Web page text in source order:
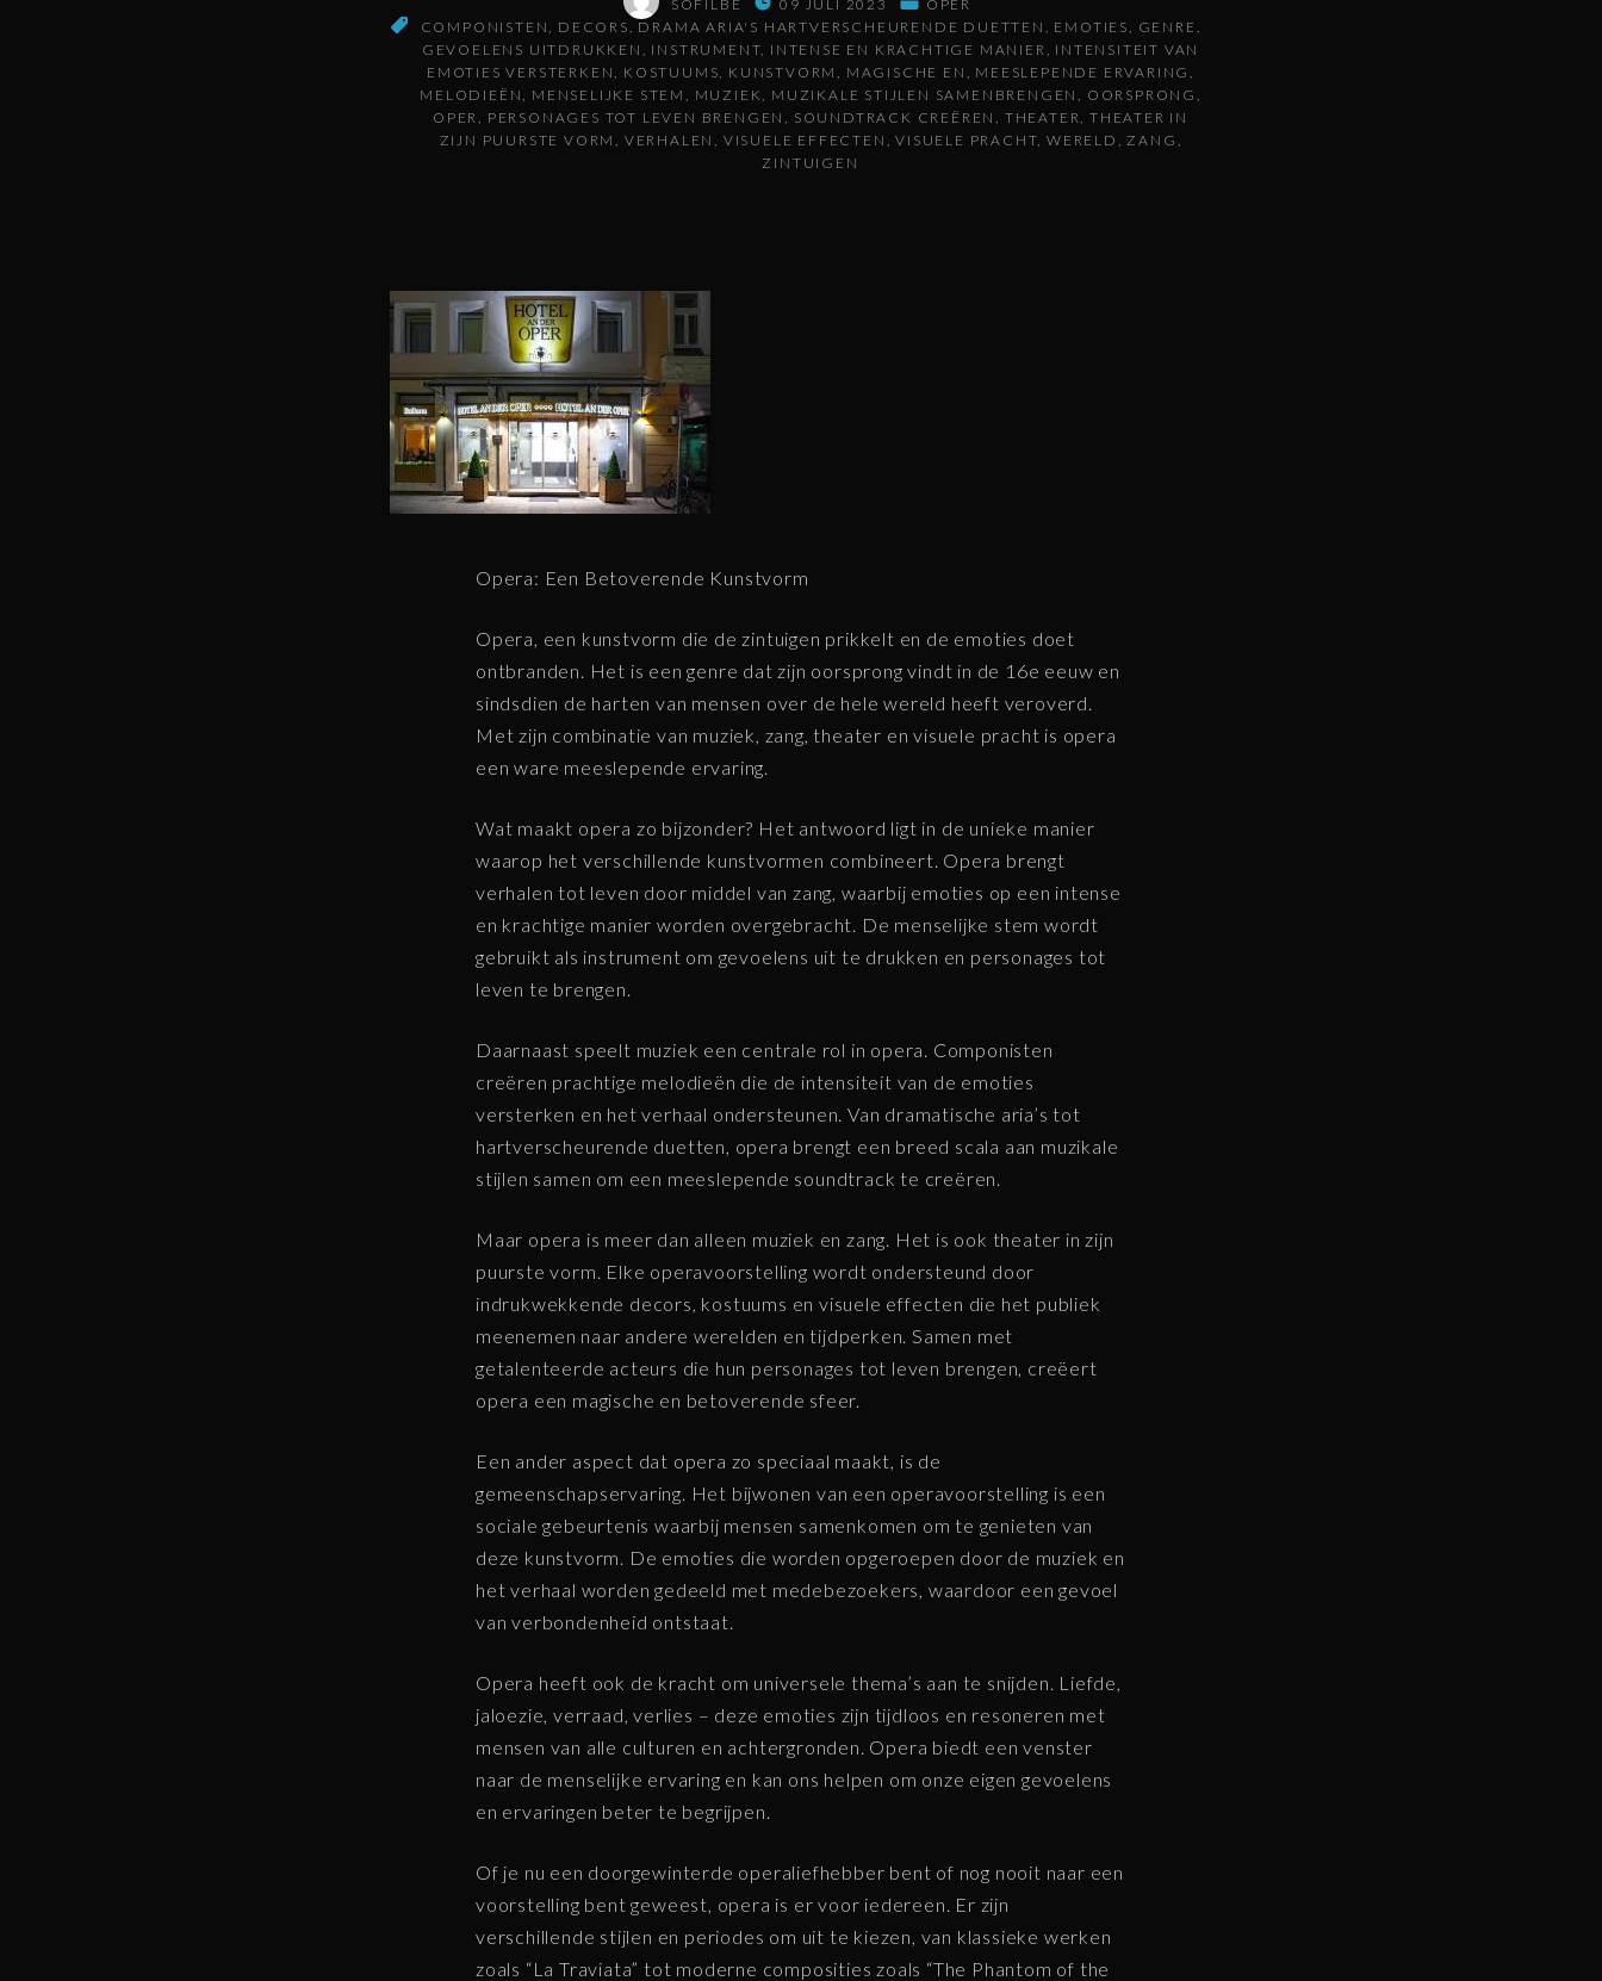
SOFILBE 09 JULI 2023
OPER
COMPONISTEN
DECORS DRAMA ARIA'S HARTVERSCHEURENDE DUETTEN EMOTIES
GENRE
GEVOELENS UITDRUKKEN
INSTRUMENT INTENSE EN KRACHTIGE MANIER
INTENSITEIT VAN
EMOTIES VERSTERKEN
KOSTUUMS KUNSTVORM MAGISCHE EN
MEESLEPENDE ERVARING
MELODIEËN
MENSELIJKE STEM MUZIEK MUZIKALE STIJLEN SAMENBRENGEN
OORSPRONG
OPER
PERSONAGES TOT LEVEN BRENGEN SOUNDTRACK CREËREN THEATER
THEATER IN
ZIJN PUURSTE VORM
VERHALEN VISUELE EFFECTEN VISUELE PRACHT WERELD
ZANG
ZINTUIGEN
Opera: Een Betoverende Kunstvorm
Opera, een kunstvorm die de zintuigen prikkelt en de emoties doet
ontbranden. Het is een genre dat zijn oorsprong vindt in de 16e eeuw en
sindsdien de harten van mensen over de hele wereld heeft veroverd.
Met zijn combinatie van muziek, zang, theater en visuele pracht is opera
een ware meeslepende ervaring.
Wat maakt opera zo bijzonder? Het antwoord ligt in de unieke manier
waarop het verschillende kunstvormen combineert. Opera brengt
verhalen tot leven door middel van zang, waarbij emoties op een intense
en krachtige manier worden overgebracht. De menselijke stem wordt
gebruikt als instrument om gevoelens uit te drukken en personages tot
leven te brengen.
Daarnaast speelt muziek een centrale rol in opera. Componisten
creëren prachtige melodieën die de intensiteit van de emoties
versterken en het verhaal ondersteunen. Van dramatische aria’s tot
hartverscheurende duetten, opera brengt een breed scala aan muzikale
stijlen samen om een meeslepende soundtrack te creëren.
Maar opera is meer dan alleen muziek en zang. Het is ook theater in zijn
puurste vorm. Elke operavoorstelling wordt ondersteund door
indrukwekkende decors, kostuums en visuele effecten die het publiek
meenemen naar andere werelden en tijdperken. Samen met
getalenteerde acteurs die hun personages tot leven brengen, creëert
opera een magische en betoverende sfeer.
Een ander aspect dat opera zo speciaal maakt, is de
gemeenschapservaring. Het bijwonen van een operavoorstelling is een
sociale gebeurtenis waarbij mensen samenkomen om te genieten van
deze kunstvorm. De emoties die worden opgeroepen door de muziek en
het verhaal worden gedeeld met medebezoekers, waardoor een gevoel
van verbondenheid ontstaat.
Opera heeft ook de kracht om universele thema’s aan te snijden. Liefde,
jaloezie, verraad, verlies – deze emoties zijn tijdloos en resoneren met
mensen van alle culturen en achtergronden. Opera biedt een venster
naar de menselijke ervaring en kan ons helpen om onze eigen gevoelens
en ervaringen beter te begrijpen.
Of je nu een doorgewinterde operaliefhebber bent of nog nooit naar een
voorstelling bent geweest, opera is er voor iedereen. Er zijn
verschillende stijlen en periodes om uit te kiezen, van klassieke werken
zoals “La Traviata” tot moderne composities zoals “The Phantom of the